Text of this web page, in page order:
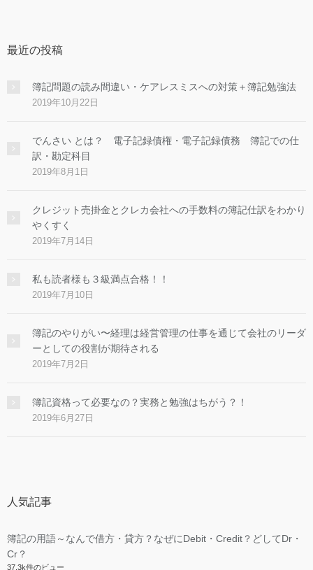
最近の投稿
簿記問題の読み間違い・ケアレスミスへの対策＋簿記勉強法
2019年10月22日
でんさい とは？ 電子記録債権・電子記録債務 簿記での仕
訳・勘定科目
2019年8月1日
クレジット売掛金とクレカ会社への手数料の簿記仕訳をわかり
やくすく
2019年7月14日
私も読者様も３級満点合格！！
2019年7月10日
簿記のやりがい〜経理は経営管理の仕事を通じて会社のリーダ
ーとしての役割が期待される
2019年7月2日
簿記資格って必要なの？実務と勉強はちがう？！
2019年6月27日
人気記事
簿記の用語～なんで借方・貸方？なぜにDebit・Credit？どしてDr・
Cr？
37.3k件のビュー